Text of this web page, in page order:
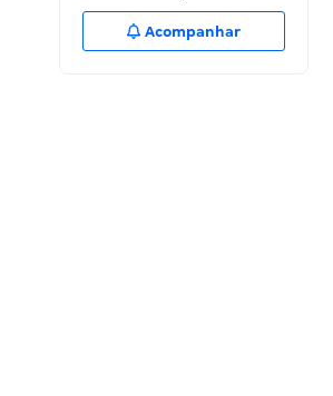
Acompanhar